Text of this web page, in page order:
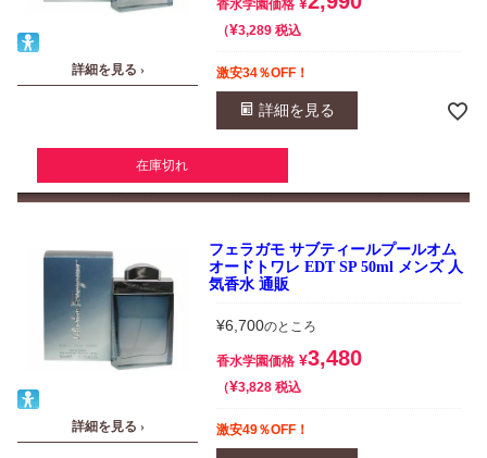
詳細を見る ›
香水学園価格 ¥
¥3,289 税込
激安34％OFF！
詳細を見る
在庫切れ
詳細を見る ›
フェラガモ サブティールプールオム
オードトワレ EDT SP 50ml メンズ 人
気香水 通販
¥6,700のところ
香水学園価格 ¥3,480
¥3,828 税込
激安49％OFF！